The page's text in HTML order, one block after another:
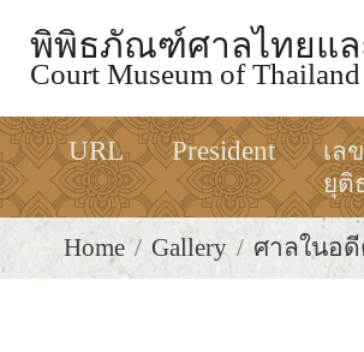
พิพิธภัณฑ์ศาลไทยแล
Court Museum of
URL President
เล
ยุติ
Home Gallery ศาลในอ